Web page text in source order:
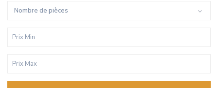
Nombre de pièces